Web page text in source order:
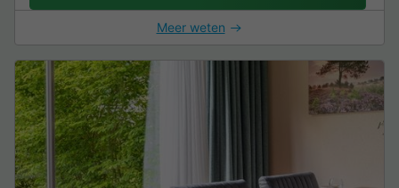
Meer weten